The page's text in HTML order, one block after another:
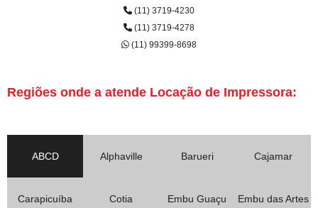
(11) 3719-4230
(11) 3719-4278
(11) 99399-8698
Regiões onde a atende Locação de Impressora:
ABCD Alphaville Barueri Cajamar
Carapicuíba Cotia Embu Guaçu Embu das Artes